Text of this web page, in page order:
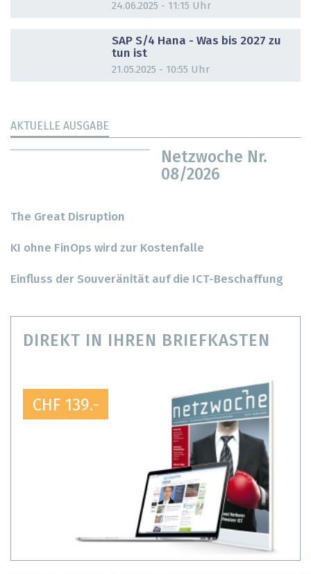
24.06.2025 - 11:15 Uhr
SAP S/4 Hana - Was bis 2027 zu
tun ist
21.05.2025 - 10:55 Uhr
AKTUELLE AUSGABE
Netzwoche Nr.
08/2026
The Great Disruption
KI ohne FinOps wird zur Kostenfalle
Einfluss der Souveränität auf die ICT-Beschaffung
DIREKT IN IHREN BRIEFKASTEN
CHF 139.-